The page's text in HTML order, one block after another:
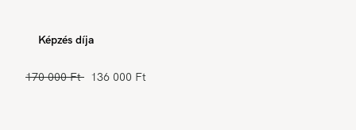
Képzés díja
170 000 Ft 136 000 Ft